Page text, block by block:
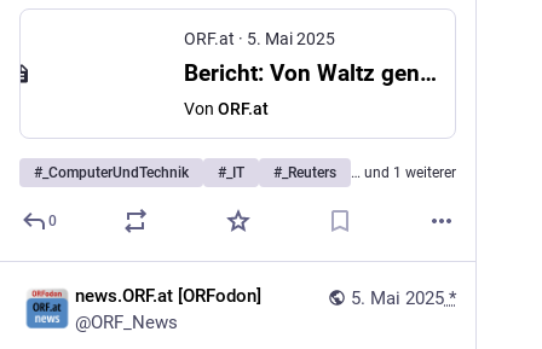
ORF.at · 5. Mai 2025
Bericht: Von Waltz genutzte Messenger-App wurde gehackt
Von ORF.at
# _ComputerUndTechnik # _IT # _Reuters … und 1 weiterer
0
5. Mai 2025 *
news.ORF.at [ORFodon]
@ORF_News